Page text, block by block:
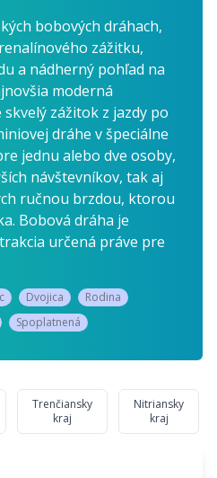
bobových dráhach,
zážitku,
a nádherný pohľad na
moderná
zážitok z jazdy po
dráhe v špeciálne
jednu alebo dve osoby,
návštevníkov, tak aj
ručnou brzdou, ktorou
Bobová dráha je
určená práve pre
Dvojica
Rodina
Spoplatnená
Trenčiansky
kraj
Nitriansky
kraj